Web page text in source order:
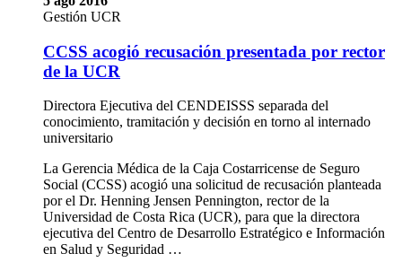
Gestión UCR
CCSS acogió recusación presentada por rector
de la UCR
Directora Ejecutiva del CENDEISSS separada del
conocimiento, tramitación y decisión en torno al internado
universitario
La Gerencia Médica de la Caja Costarricense de Seguro
Social (CCSS) acogió una solicitud de recusación planteada
por el Dr. Henning Jensen Pennington, rector de la
Universidad de Costa Rica (UCR), para que la directora
ejecutiva del Centro de Desarrollo Estratégico e Información
en Salud y Seguridad …